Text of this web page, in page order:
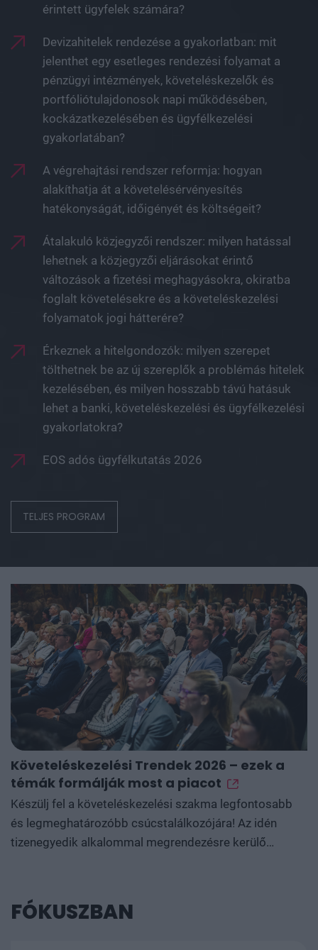
érintett ügyfelek számára?
Devizahitelek rendezése a gyakorlatban: mit
jelenthet egy esetleges rendezési folyamat a
pénzügyi intézmények, követeléskezelők és
portfóliótulajdonosok napi működésében,
kockázatkezelésében és ügyfélkezelési
gyakorlatában?
A végrehajtási rendszer reformja: hogyan
alakíthatja át a követelésérvényesítés
hatékonyságát, időigényét és költségeit?
Átalakuló közjegyzői rendszer: milyen hatással
lehetnek a közjegyzői eljárásokat érintő
változások a fizetési meghagyásokra, okiratba
foglalt követelésekre és a követeléskezelési
folyamatok jogi hátterére?
Érkeznek a hitelgondozók: milyen szerepet
tölthetnek be az új szereplők a problémás hitelek
kezelésében, és milyen hosszabb távú hatásuk
lehet a banki, követeléskezelési és ügyfélkezelési
gyakorlatokra?
EOS adós ügyfélkutatás 2026
TELJES PROGRAM
Követeléskezelési Trendek 2026 – ezek a
témák formálják most a piacot
Készülj fel a követeléskezelési szakma legfontosabb
és legmeghatározóbb csúcstalálkozójára! Az idén
tizenegyedik alkalommal megrendezésre kerülő
megismerésére. Találkozzunk 2026. szeptember 15-én
a Radisson Blu Béke Hotelben, ahol az iparág krémje
FÓKUSZBAN